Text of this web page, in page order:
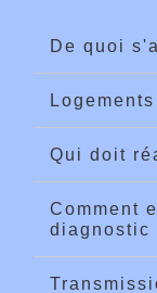
De quoi
Qui doit
Comment
diagnostic